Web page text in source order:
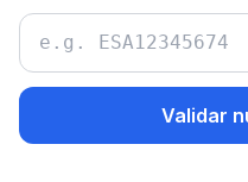
Validar